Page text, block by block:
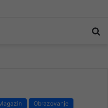
Obrazovanje